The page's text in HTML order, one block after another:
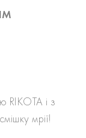
RIKOTA і з
мрії!